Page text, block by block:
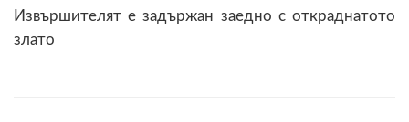
Извършителят е задържан заедно с откраднатото
злато